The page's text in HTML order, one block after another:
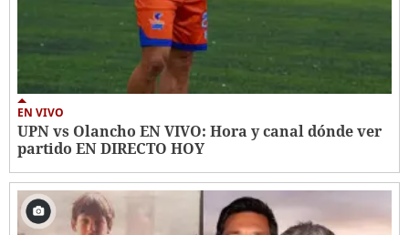
EN VIVO
UPN vs Olancho EN VIVO: Hora y canal dónde ver
partido EN DIRECTO HOY